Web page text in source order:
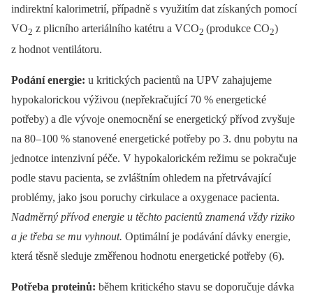
indirektní kalorimetrií, případně s využitím dat získaných pomocí
VO2 z plicního arteriálního katétru a VCO2 (produkce CO2)
z hodnot ventilátoru.
Podání energie: u kritických pacientů na UPV zahajujeme
hypokalorickou výživou (nepřekračující 70 % energetické
potřeby) a dle vývoje onemocnění se energetický přívod zvyšuje
na 80‒100 % stanovené energetické potřeby po 3. dnu pobytu na
jednotce intenzivní péče. V hypokalorickém režimu se pokračuje
podle stavu pacienta, se zvláštním ohledem na přetrvávající
problémy, jako jsou poruchy cirkulace a oxygenace pacienta.
Nadměrný přívod energie u těchto pacientů znamená vždy riziko
a je třeba se mu vyhnout. Optimální je podávání dávky energie,
která těsně sleduje změřenou hodnotu energetické potřeby (6).
Potřeba proteinů: během kritického stavu se doporučuje dávka